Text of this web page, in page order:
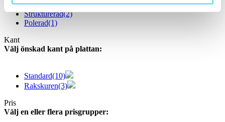
Slät(10)
Strukturerad(2)
Polerad(1)
Kant
Välj önskad kant på plattan:
Standard(10)
Rakskuren(3)
Pris
Välj en eller flera prisgrupper: